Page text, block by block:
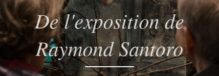
De l'exposition de
Raymond Santoro